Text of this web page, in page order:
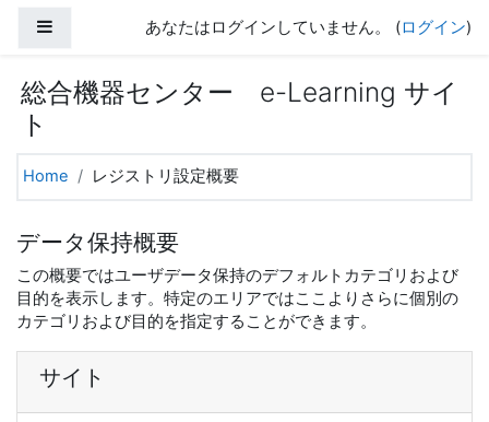
サイドパネルあなたはログインしていません。 (ログイン)
総合機器センター e-Learning サイ
ト
Home レジストリ設定概要
データ保持概要
この概要ではユーザデータ保持のデフォルトカテゴリおよび
目的を表示します。特定のエリアではここよりさらに個別の
カテゴリおよび目的を指定することができます。
サイト